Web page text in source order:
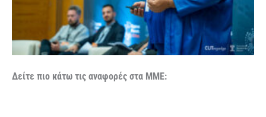
Δείτε πιο κάτω τις αναφορές στα ΜΜΕ: